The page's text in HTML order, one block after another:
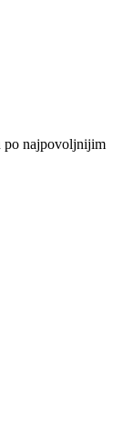
po najpovoljnijim